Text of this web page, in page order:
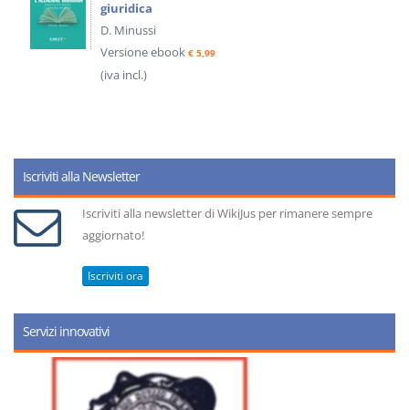
giuridica
D. Minussi
Versione ebook € 5,99
(iva incl.)
Iscriviti alla Newsletter
Iscriviti alla newsletter di WikiJus per rimanere sempre
aggiornato!
Iscriviti ora
Servizi innovativi